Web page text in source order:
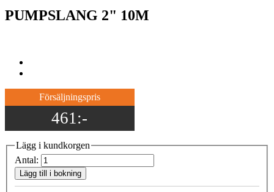
PUMPSLANG 2" 10M
Försäljningspris
461:-
Lägg i kundkorgen
Antal:
Lägg till i bokning